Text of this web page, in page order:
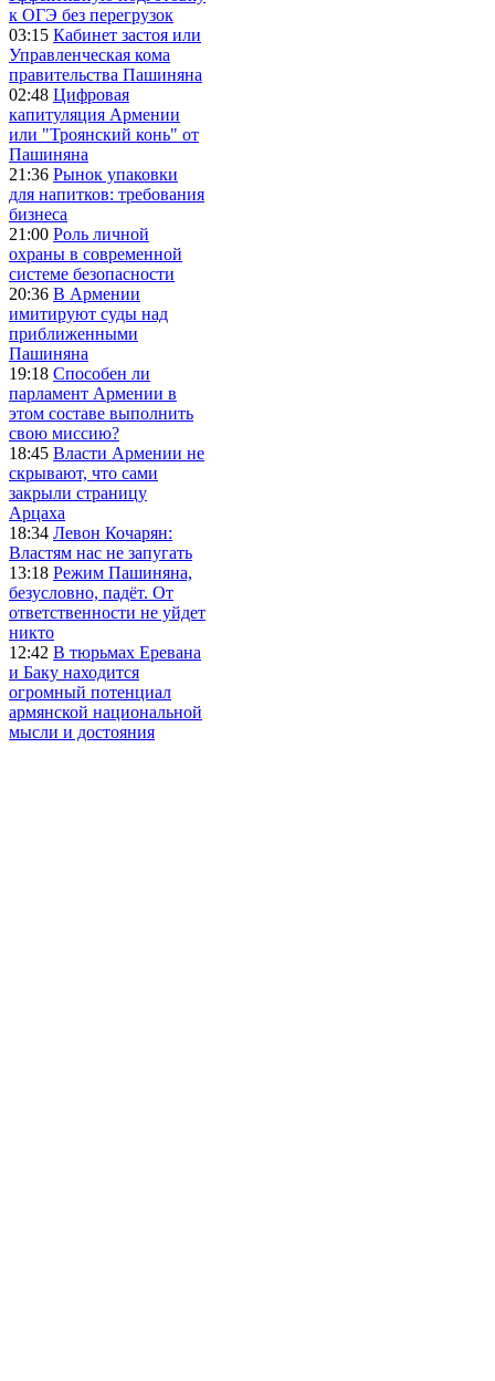
к ОГЭ без перегрузок
03:15 Кабинет застоя или
Управленческая кома
правительства Пашиняна
02:48 Цифровая
капитуляция Армении
или "Троянский конь" от
Пашиняна
21:36 Рынок упаковки
для напитков: требования
бизнеса
21:00 Роль личной
охраны в современной
системе безопасности
20:36 В Армении
имитируют суды над
приближенными
Пашиняна
19:18 Способен ли
парламент Армении в
этом составе выполнить
свою миссию?
18:45 Власти Армении не
скрывают, что сами
закрыли страницу
Арцаха
18:34 Левон Кочарян:
Властям нас не запугать
13:18 Режим Пашиняна,
безусловно, падёт. От
ответственности не уйдет
никто
12:42 В тюрьмах Еревана
и Баку находится
огромный потенциал
армянской национальной
мысли и достояния